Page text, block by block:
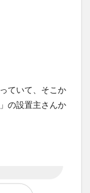
ていて、そこか
の設置主さんか